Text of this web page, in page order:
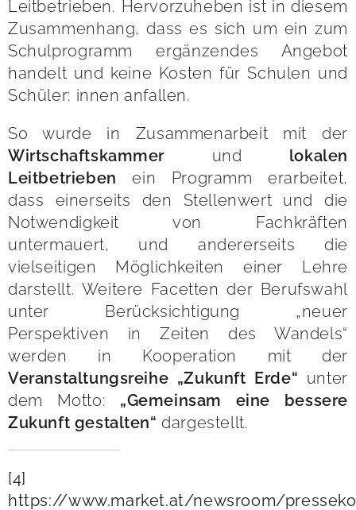
Leitbetrieben. Hervorzuheben ist in diesem
Zusammenhang, dass es sich um ein zum
Schulprogramm ergänzendes Angebot
handelt und keine Kosten für Schulen und
Schüler: innen anfallen.
So wurde in Zusammenarbeit mit der
Wirtschaftskammer und lokalen
Leitbetrieben ein Programm erarbeitet,
dass einerseits den Stellenwert und die
Notwendigkeit von Fachkräften
untermauert, und andererseits die
vielseitigen Möglichkeiten einer Lehre
darstellt. Weitere Facetten der Berufswahl
unter Berücksichtigung „neuer
Perspektiven in Zeiten des Wandels“
werden in Kooperation mit der
Veranstaltungsreihe „Zukunft Erde“ unter
dem Motto: „Gemeinsam eine bessere
Zukunft gestalten“ dargestellt.
[4]
https://www.market.at/newsroom/